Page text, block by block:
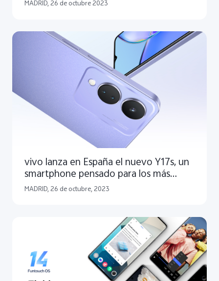
MADRID, 26 de octubre 2023
vivo lanza en España el nuevo Y17s, un
smartphone pensado para los más
exigentes
MADRID, 26 de octubre, 2023